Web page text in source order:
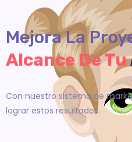
Mejora La
Alcance De Tu
Con nuestro sistema de
lograr estos resultados.